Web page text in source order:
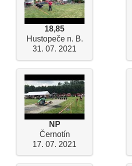
18,85
Hustopeče n. B.
31. 07. 2021
NP
Černotín
17. 07. 2021